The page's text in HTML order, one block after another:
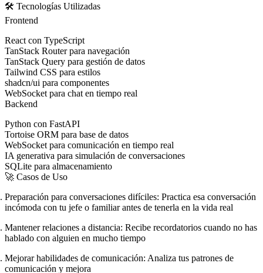
🛠️ Tecnologías Utilizadas
Frontend
React con TypeScript
TanStack Routerpara navegación
TanStack Query para gestión de datos
Tailwind CSS para estilos
shadcn/ui para componentes
WebSocket para chat en tiempo real
Backend
Python con FastAPI
Tortoise ORM para base de datos
WebSocket para comunicación en tiempo real
IA generativa para simulación de conversaciones
SQLite para almacenamiento
🚀 Casos de Uso
Preparación para conversaciones difíciles: Practica esa conversación
incómoda con tu jefe o familiar antes de tenerla en la vida real
Mantener relaciones a distancia: Recibe recordatorios cuando no has
hablado con alguien en mucho tiempo
Mejorar habilidades de comunicación: Analiza tus patrones de
comunicación y mejora